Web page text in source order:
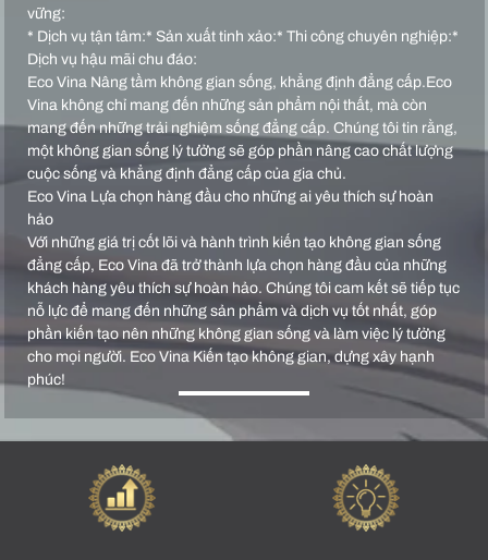
vững:
* Dịch vụ tận tâm:* Sản xuất tinh xảo:* Thi công chuyên nghiệp:*
Dịch vụ hậu mãi chu đáo:
Eco Vina Nâng tầm không gian sống, khẳng định đẳng cấp.Eco
Vina không chỉ mang đến những sản phẩm nội thất, mà còn
mang đến những trải nghiệm sống đẳng cấp. Chúng tôi tin rằng,
một không gian sống lý tưởng sẽ góp phần nâng cao chất lượng
cuộc sống và khẳng định đẳng cấp của gia chủ.
Eco Vina Lựa chọn hàng đầu cho những ai yêu thích sự hoàn
hảo
Với những giá trị cốt lõi và hành trình kiến tạo không gian sống
đẳng cấp, Eco Vina đã trở thành lựa chọn hàng đầu của những
khách hàng yêu thích sự hoàn hảo. Chúng tôi cam kết sẽ tiếp tục
nỗ lực để mang đến những sản phẩm và dịch vụ tốt nhất, góp
phần kiến tạo nên những không gian sống và làm việc lý tưởng
cho mọi người. Eco Vina Kiến tạo không gian, dựng xây hạnh
phúc!